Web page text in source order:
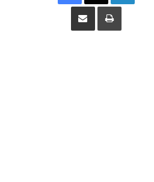
Partager par email Imprimer